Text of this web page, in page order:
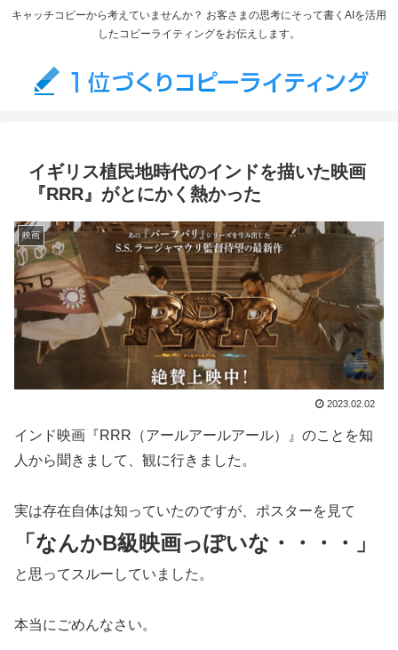
キャッチコピーから考えていませんか？ お客さまの思考にそって書くAIを活用
したコピーライティングをお伝えします。
イギリス植民地時代のインドを描いた映画
『RRR』がとにかく熱かった
映画
2023.02.02
インド映画『RRR（アールアールアール）』のことを知
人から聞きまして、観に行きました。
実は存在自体は知っていたのですが、ポスターを見て
「なんかB級映画っぽいな・・・・」
と思ってスルーしていました。
本当にごめんなさい。